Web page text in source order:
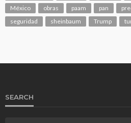
México
obras paam pan
seguridad
sheinbaum Trump
SEARCH